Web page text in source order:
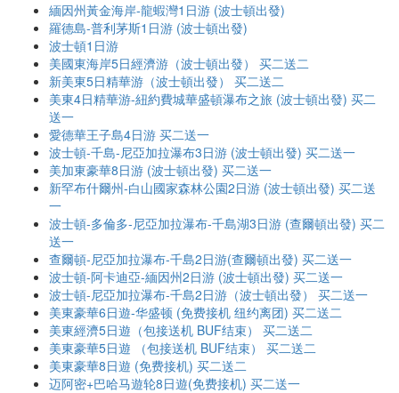
緬因州黃金海岸-龍蝦灣1日游 (波士頓出發)
羅德島-普利茅斯1日游 (波士頓出發)
波士頓1日游
美國東海岸5日經濟游（波士頓出發） 买二送二
新美東5日精華游（波士頓出發） 买二送二
美東4日精華游-紐約費城華盛頓瀑布之旅 (波士頓出發) 买二
送一
愛德華王子島4日游 买二送一
波士頓-千島-尼亞加拉瀑布3日游 (波士頓出發) 买二送一
美加東豪華8日游 (波士頓出發) 买二送一
新罕布什爾州-白山國家森林公園2日游 (波士頓出發) 买二送
一
波士頓-多倫多-尼亞加拉瀑布-千島湖3日游 (查爾頓出發) 买二
送一
查爾頓-尼亞加拉瀑布-千島2日游(查爾頓出發) 买二送一
波士頓-阿卡迪亞-緬因州2日游 (波士頓出發) 买二送一
波士頓-尼亞加拉瀑布-千島2日游（波士頓出發） 买二送一
美東豪華6日遊-华盛顿 (免费接机 纽约离团) 买二送二
美東經濟5日遊（包接送机 BUF结束） 买二送二
美東豪華5日遊 （包接送机 BUF结束） 买二送二
美東豪華8日遊 (免费接机) 买二送二
迈阿密+巴哈马遊轮8日遊(免费接机) 买二送一